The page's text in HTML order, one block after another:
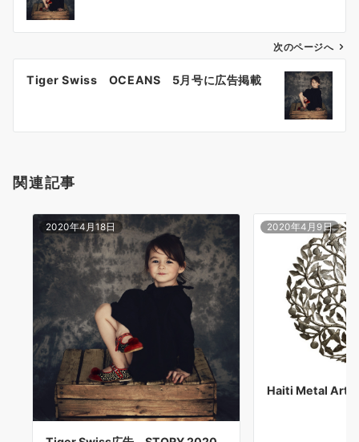
ビ
ン
次のページへ
Tiger Swiss OCEANS 5月号に広告掲載
関連記事
2020年4月18日 2020年4月9日
Haiti Metal Art